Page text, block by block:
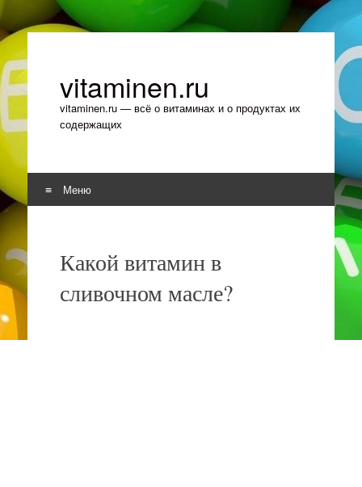
vitaminen.ru
vitaminen.ru — всё о витаминах и о продуктах их
содержащих
Меню
Какой витамин в
сливочном масле?